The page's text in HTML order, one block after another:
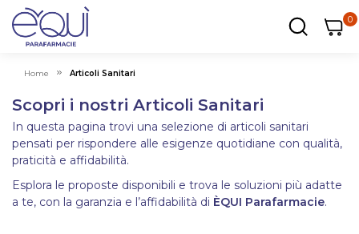
00
Home Articoli Sanitari
Scopri i nostri Articoli Sanitari
In questa pagina trovi una selezione di articoli sanitari
pensati per rispondere alle esigenze quotidiane con qualità,
praticità e affidabilità.
Esplora le proposte disponibili e trova le soluzioni più adatte
a te, con la garanzia e l’affidabilità di ÈQUI Parafarmacie.